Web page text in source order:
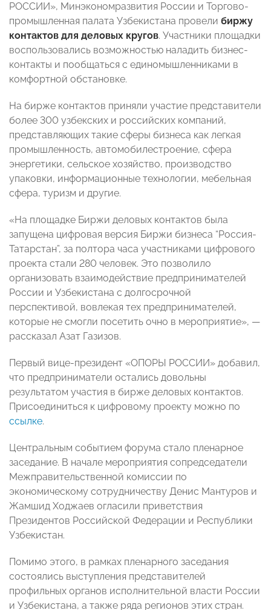
РОССИИ», Минэкономразвития России и Торгово-
промышленная палата Узбекистана провели биржу
контактов для деловых кругов. Участники площадки
воспользовались возможностью наладить бизнес-
контакты и пообщаться с единомышленниками в
комфортной обстановке.
На бирже контактов приняли участие представители
более 300 узбекских и российских компаний,
представляющих такие сферы бизнеса как легкая
промышленность, автомобилестроение, сфера
энергетики, сельское хозяйство, производство
упаковки, информационные технологии, мебельная
сфера, туризм и другие.
«На площадке Биржи деловых контактов была
запущена цифровая версия Биржи бизнеса “Россия-
Татарстан”, за полтора часа участниками цифрового
проекта стали 280 человек. Это позволило
организовать взаимодействие предпринимателей
России и Узбекистана с долгосрочной
перспективой, вовлекая тех предпринимателей,
которые не смогли посетить очно в мероприятие», —
рассказал Азат Газизов.
Первый вице-президент «ОПОРЫ РОССИИ» добавил,
что предприниматели остались довольны
результатом участия в бирже деловых контактов.
Присоединиться к цифровому проекту можно по
ссылке.
Центральным событием форума стало пленарное
заседание. В начале мероприятия сопредседатели
Межправительственной комиссии по
экономическому сотрудничеству Денис Мантуров и
Жамшид Ходжаев огласили приветствия
Президентов Российской Федерации и Республики
Узбекистан.
Помимо этого, в рамках пленарного заседания
состоялись выступления представителей
профильных органов исполнительной власти России
и Узбекистана, а также ряда регионов этих стран.